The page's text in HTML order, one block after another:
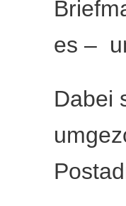
es –
Dabei